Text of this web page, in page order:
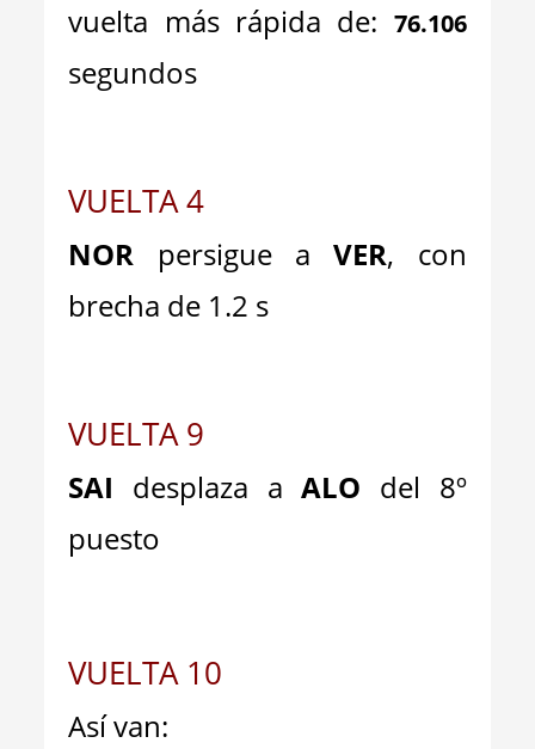
vuelta más rápida de: 76.106
segundos
VUELTA 4
NOR persigue aVER, con
brecha de 1.2 s
VUELTA 9
SAI desplaza aALO del 8º
puesto
VUELTA 10
Así van: